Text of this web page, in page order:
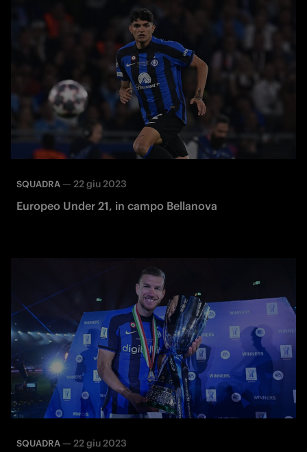
SQUADRA — 22 giu 2023
Europeo Under 21, in campo Bellanova
SQUADRA — 22 giu 2023